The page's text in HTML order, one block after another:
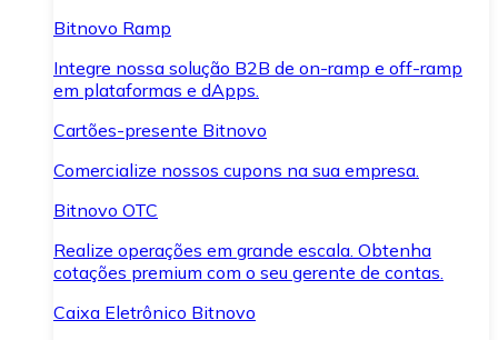
Bitnovo Ramp
Integre nossa solução B2B de on-ramp e off-ramp
em plataformas e dApps.
Cartões-presente Bitnovo
Comercialize nossos cupons na sua empresa.
Bitnovo OTC
Realize operações em grande escala. Obtenha
cotações premium com o seu gerente de contas.
Caixa Eletrônico Bitnovo